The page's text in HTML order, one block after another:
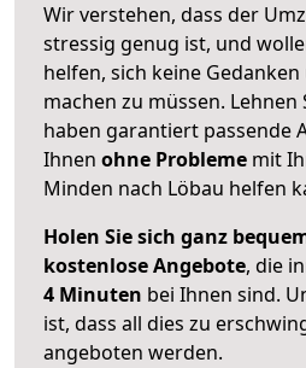
Wir verstehen, dass der
stressig genug ist, und
helfen, sich keine
machen zu müssen. Lehnen
haben garantiert passende
Ihnen ohne Probleme mit
Minden nach Löbau helfen
Holen Sie sich ganz
kostenlose Angebote, die
4 Minuten bei Ihnen sind.
ist, dass all dies zu
angeboten werden.